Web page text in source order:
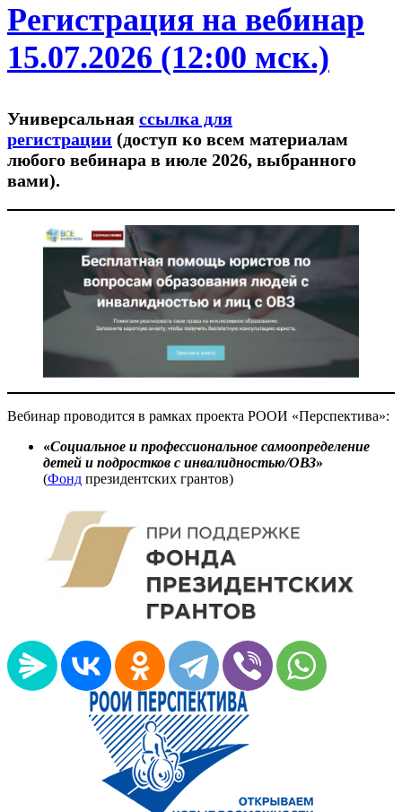
Регистрация на вебинар
15.07.2026 (12:00 мск.)
Универсальная ссылка для
регистрации (доступ ко всем материалам
любого вебинара в июле 2026, выбранного
вами).
Вебинар проводится в рамках проекта РООИ «Перспектива»:
«Социальное и профессиональное самоопределение
детей и подростков с инвалидностью/ОВЗ»
(Фонд президентских грантов)